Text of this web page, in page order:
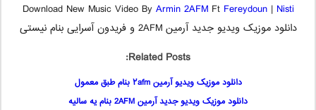
Download New Music Video By Armin 2AFMFt Fereydoun| Nisti
دانلود موزیک ویدیو جدید آرمین 2AFM و فریدون آسرایی بنام نیستی
Related Posts:
دانلود موزیک ویدیو آرمین ۲afm بنام طبق معمول
دانلود موزیک ویدیو جدید آرمین 2AFM بنام یه سالیه